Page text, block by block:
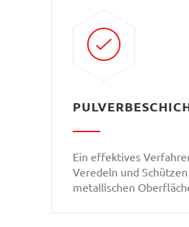
Ein effektives
Veredeln und
metallischen